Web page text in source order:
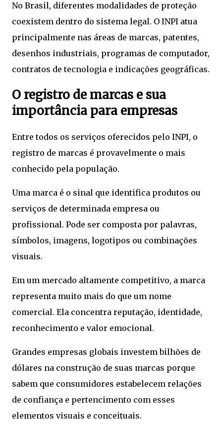
No Brasil, diferentes modalidades de proteção
coexistem dentro do sistema legal. O INPI atua
principalmente nas áreas de marcas, patentes,
desenhos industriais, programas de computador,
contratos de tecnologia e indicações geográficas.
O registro de marcas e sua
importância para empresas
Entre todos os serviços oferecidos pelo INPI, o
registro de marcas é provavelmente o mais
conhecido pela população.
Uma marca é o sinal que identifica produtos ou
serviços de determinada empresa ou
profissional. Pode ser composta por palavras,
símbolos, imagens, logotipos ou combinações
visuais.
Em um mercado altamente competitivo, a marca
representa muito mais do que um nome
comercial. Ela concentra reputação, identidade,
reconhecimento e valor emocional.
Grandes empresas globais investem bilhões de
dólares na construção de suas marcas porque
sabem que consumidores estabelecem relações
de confiança e pertencimento com esses
elementos visuais e conceituais.